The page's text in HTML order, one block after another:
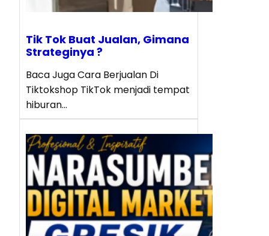
Tik Tok Buat Jualan, Gimana
Strateginya ?
Baca Juga Cara Berjualan Di
Tiktokshop TikTok menjadi tempat
hiburan…